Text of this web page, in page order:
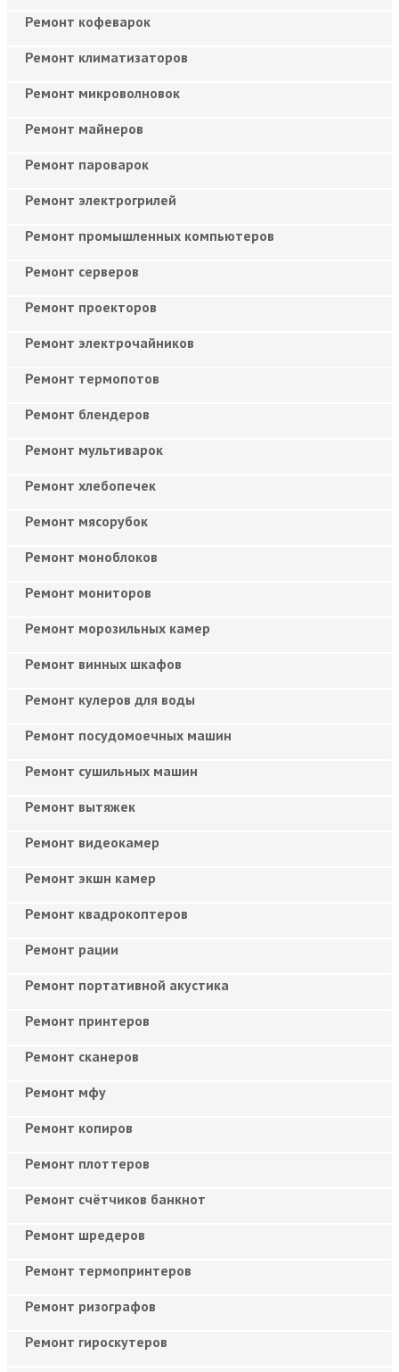
Ремонт кофеварок
Ремонт климатизаторов
Ремонт микроволновок
Ремонт майнеров
Ремонт пароварок
Ремонт электрогрилей
Ремонт промышленных компьютеров
Ремонт серверов
Ремонт проекторов
Ремонт электрочайников
Ремонт термопотов
Ремонт блендеров
Ремонт мультиварок
Ремонт хлебопечек
Ремонт мясорубок
Ремонт моноблоков
Ремонт мониторов
Ремонт морозильных камер
Ремонт винных шкафов
Ремонт кулеров для воды
Ремонт посудомоечных машин
Ремонт сушильных машин
Ремонт вытяжек
Ремонт видеокамер
Ремонт экшн камер
Ремонт квадрокоптеров
Ремонт рации
Ремонт портативной акустика
Ремонт принтеров
Ремонт сканеров
Ремонт мфу
Ремонт копиров
Ремонт плоттеров
Ремонт счётчиков банкнот
Ремонт шредеров
Ремонт термопринтеров
Ремонт ризографов
Ремонт гироскутеров